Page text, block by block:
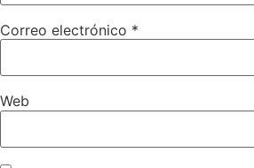
Correo electrónico *
Web